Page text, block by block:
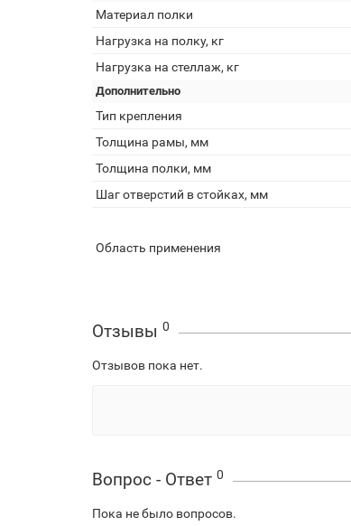
Материал полки
Нагрузка на полку, кг
Нагрузка на стеллаж, кг
Дополнительно
Тип крепления
Толщина рамы, мм
Толщина полки, мм
Шаг отверстий в стойках, мм
Область применения
Отзывы 0
Отзывов пока нет.
Вопрос - Ответ 0
Пока не было вопросов.